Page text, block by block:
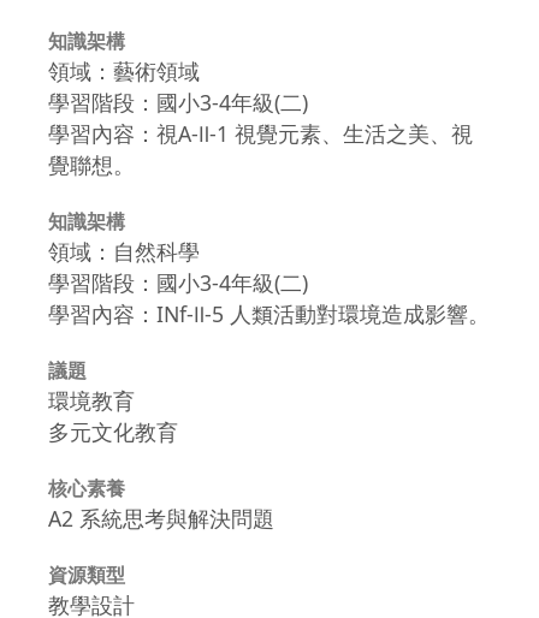
知識架構
領域：藝術領域
學習階段：國小3-4年級(二)
學習內容：視A-Ⅱ-1 視覺元素、生活之美、視
覺聯想。
知識架構
領域：自然科學
學習階段：國小3-4年級(二)
學習內容：INf-Ⅱ-5 人類活動對環境造成影響。
議題
環境教育
多元文化教育
核心素養
A2 系統思考與解決問題
資源類型
教學設計